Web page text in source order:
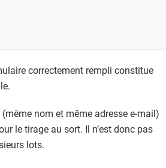
correctement rempli constitue
nom et même adresse e-mail)
le tirage au sort. Il n’est donc pas
lots.